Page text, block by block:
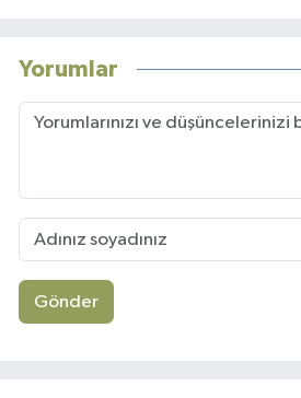
Yorumlar
Gönder